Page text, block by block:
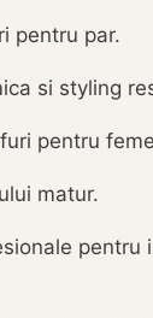
pentru par.
si styling
pentru
matur.
pentru